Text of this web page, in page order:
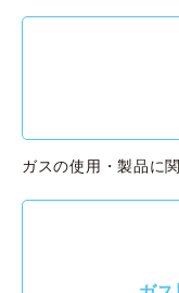
ガスの使用・製品に